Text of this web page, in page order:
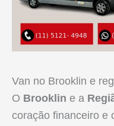
Van no Brooklin e
O Brooklin e a
coração financeiro e